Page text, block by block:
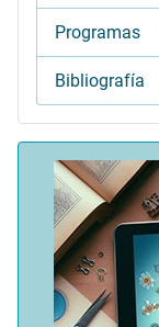
Programas
Bibliografía